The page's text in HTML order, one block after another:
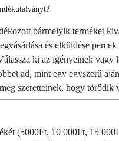
bármelyik terméket
és elküldése percek
ki az igényeinek vagy
ad, mint egy egyszerű
szeretteinek, hogy törődik
(5000Ft, 10 000Ft, 15